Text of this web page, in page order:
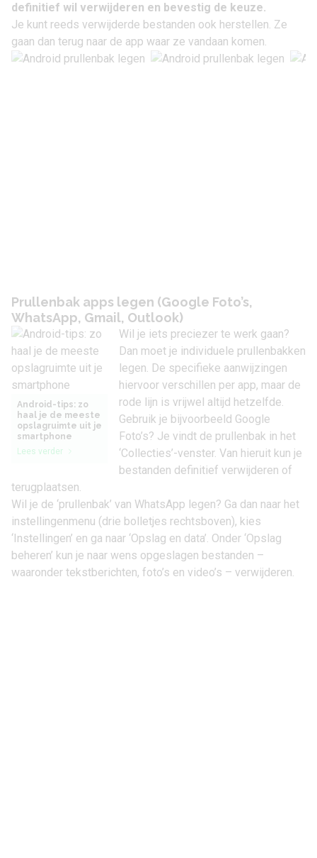
definitief wil verwijderen en bevestig de keuze.
Je kunt reeds verwijderde bestanden ook herstellen. Ze
gaan dan terug naar de app waar ze vandaan komen.
Prullenbak apps legen (Google Foto’s,
WhatsApp, Gmail, Outlook)
Android-tips: zo
haal je de meeste
opslagruimte uit je
smartphone
Lees verder
Wil je iets preciezer te werk gaan?
Dan moet je individuele prullenbakken
legen. De specifieke aanwijzingen
hiervoor verschillen per app, maar de
rode lijn is vrijwel altijd hetzelfde.
Gebruik je bijvoorbeeld Google
Foto’s? Je vindt de prullenbak in het
‘Collecties’-venster. Van hieruit kun je
bestanden definitief verwijderen of
terugplaatsen.
Wil je de ‘prullenbak’ van WhatsApp legen? Ga dan naar het
instellingenmenu (drie bolletjes rechtsboven), kies
‘Instellingen’ en ga naar ‘Opslag en data’. Onder ‘Opslag
beheren’ kun je naar wens opgeslagen bestanden –
waaronder tekstberichten, foto’s en video’s – verwijderen.